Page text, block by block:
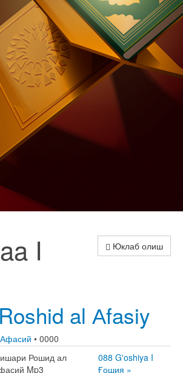
Юклаб олиш
I
al Аfasiy
• 0000
Рошид ал
Mp3
088 G'oshiya I
Ғошия »